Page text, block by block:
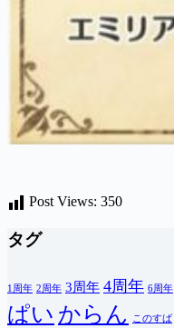
Post Views: 350
タグ
1周年 2周年 3周年 4周年 6周年
ぱい からん このすば